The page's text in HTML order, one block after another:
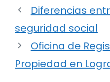
Diferencias
seguridad social
Oficina de
Propiedad en